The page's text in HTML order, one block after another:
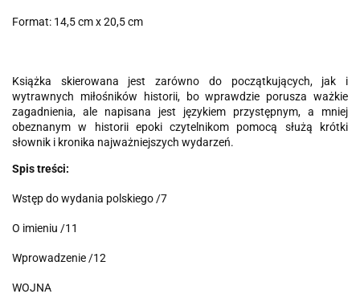
Format: 14,5 cm x 20,5 cm
Książka skierowana jest zarówno do początkujących, jak i
wytrawnych miłośników historii, bo wprawdzie porusza ważkie
zagadnienia, ale napisana jest językiem przystępnym, a mniej
obeznanym w historii epoki czytelnikom pomocą służą krótki
słownik i kronika najważniejszych wydarzeń.
Spis treści:
Wstęp do wydania polskiego /7
O imieniu /11
Wprowadzenie /12
WOJNA